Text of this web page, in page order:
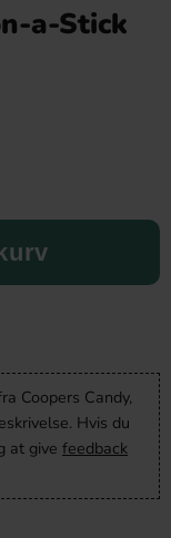
a-Stick
Coopers Candy,
Hvis du
at give feedback